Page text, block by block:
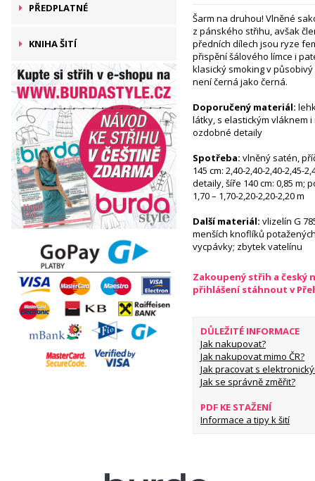
PŘEDPLATNÉ
KNIHA ŠITÍ
Šarm na druhou! Vlněné
z pánského střihu, avšak
předních dílech jsou ryze
přispění šálového límce i
klasický smoking v
není černá jako černá.
Doporučený materiál:
látky, s elastickým vláknem
ozdobné detaily
Spotřeba: vlněný satén,
145 cm: 2,40-2,40-2,40-2,45-
detaily, šíře 140 cm: 0,85 m;
1,70 – 1,70-2,20-2,20-2,20 m
Další materiál: vlizelín G
menších knoflíků
vycpávky; zbytek vatelínu
Zakoupený střih a český
přihlášení stáhnout v
DŮLEŽITÉ INFORMACE
Jak nakupovat?
Jak nakupovat mimo ČR?
Jak pracovat s
Jak se správně změřit?
PDF KE STAŽENÍ
Informace a tipy k šití